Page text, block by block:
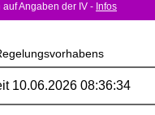
auf Angaben der IV - Infos